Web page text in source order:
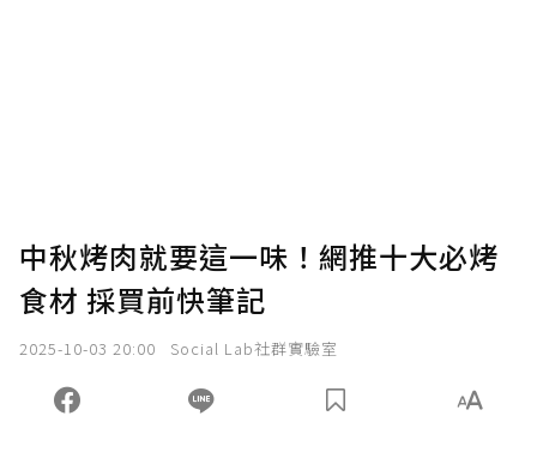
中秋烤肉就要這一味！網推十大必烤
食材 採買前快筆記
2025-10-03 20:00 Social Lab社群實驗室